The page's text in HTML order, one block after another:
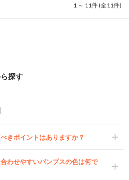
1 ～ 11件 (全11件)
探す
きポイントはありますか？
わせやすいパンプスの色は何で